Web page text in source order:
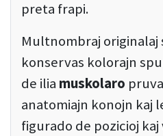
preta frapi.
Multnombraj
konservas kolorajn
de ilia muskolaro
anatomiajn konojn kaj
figurado de pozicioj